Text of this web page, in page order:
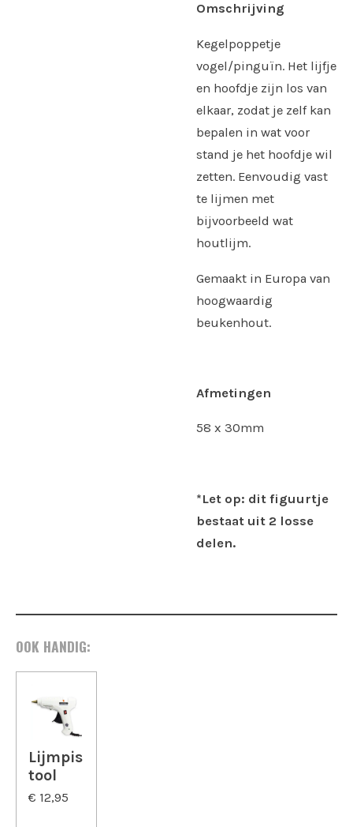
Omschrijving
Kegelpoppetje
vogel/pinguïn. Het lijfje
en hoofdje zijn los van
elkaar, zodat je zelf kan
bepalen in wat voor
stand je het hoofdje wil
zetten. Eenvoudig vast
te lijmen met
bijvoorbeeld wat
houtlijm.
Gemaakt in Europa van
hoogwaardig
beukenhout.
Afmetingen
58 x 30mm
*Let op: dit figuurtje
bestaat uit 2 losse
delen.
OOK HANDIG:
Lijmpis
tool
€ 12,95